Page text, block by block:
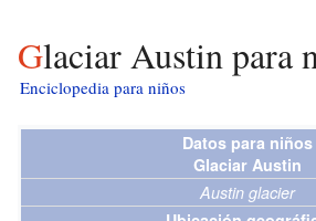
Glaciar Austin para
Enciclopedia para niños
Datos para niños
Glaciar Austin
Austin glacier